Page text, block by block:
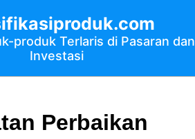
produk Terlaris di Pasaran dan
Investasi
Perbaikan